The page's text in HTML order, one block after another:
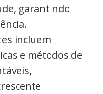
garantindo
incluem
e métodos de